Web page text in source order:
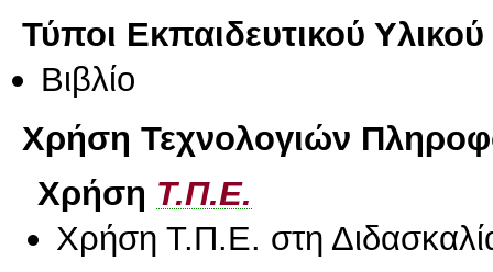
Τύποι Εκπαιδευτικού Υλικού
Βιβλίο
Χρήση Τεχνολογιών
Χρήση Τ.Π.Ε.
Χρήση Τ.Π.Ε. στη